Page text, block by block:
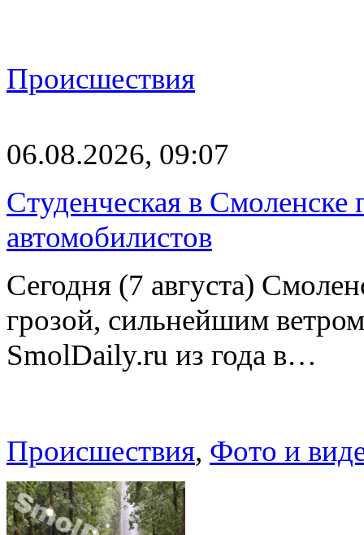
Происшествия
06.08.2026, 09:07
Студенческая в Смоленске
автомобилистов
Сегодня (7 августа)
грозой, сильнейшим
SmolDaily.ru из года в…
Происшествия, Фото и